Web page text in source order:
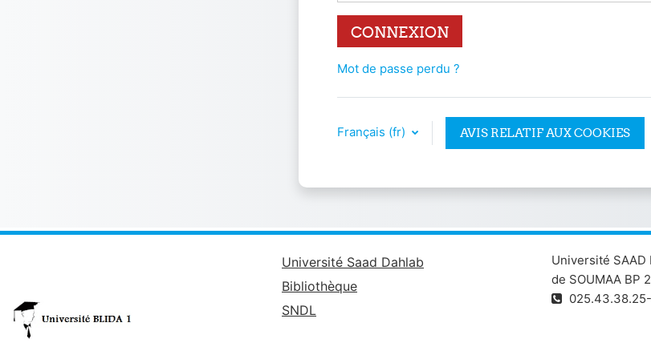
CONNEXION
Mot de passe perdu ?
Français ‎(fr)‎ AVIS RELATIF AUX COOKIES
Université Saad Dahlab
Bibliothèque
SNDL
Université SAAD
de SOUMAA BP